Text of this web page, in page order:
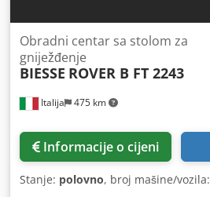
Italija 475 km
Obradni centar sa stolom za
gniježđenje
BIESSE ROVER B FT 2243
Informacije o cijeni
Stanje: polovno, broj mašine/vozila: